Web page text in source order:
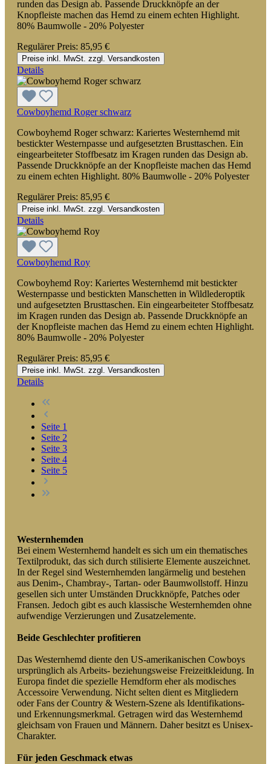
runden das Design ab. Passende Druckknöpfe an der
Knopfleiste machen das Hemd zu einem echten Highlight.
80% Baumwolle - 20% Polyester
Regulärer Preis: 85,95 €
Preise inkl. MwSt. zzgl. Versandkosten
Details
Cowboyhemd Roger schwarz
Cowboyhemd Roger schwarz: Kariertes Westernhemd mit
bestickter Westernpasse und aufgesetzten Brusttaschen. Ein
eingearbeiteter Stoffbesatz im Kragen runden das Design ab.
Passende Druckknöpfe an der Knopfleiste machen das Hemd
zu einem echten Highlight. 80% Baumwolle - 20% Polyester
Regulärer Preis: 85,95 €
Preise inkl. MwSt. zzgl. Versandkosten
Details
Cowboyhemd Roy
Cowboyhemd Roy: Kariertes Westernhemd mit bestickter
Westernpasse und bestickten Manschetten in Wildlederoptik
und aufgesetzten Brusttaschen. Ein eingearbeiteter Stoffbesatz
im Kragen runden das Design ab. Passende Druckknöpfe an
der Knopfleiste machen das Hemd zu einem echten Highlight.
80% Baumwolle - 20% Polyester
Regulärer Preis: 85,95 €
Preise inkl. MwSt. zzgl. Versandkosten
Details
Seite 1
Seite 2
Seite 3
Seite 4
Seite 5
Westernhemden
Bei einem Westernhemd handelt es sich um ein thematisches
Textilprodukt, das sich durch stilisierte Elemente auszeichnet.
In der Regel sind Westernhemden langärmelig und bestehen
aus Denim-, Chambray-, Tartan- oder Baumwollstoff. Hinzu
gesellen sich unter Umständen Druckknöpfe, Patches oder
Fransen. Jedoch gibt es auch klassische Westernhemden ohne
aufwendige Verzierungen und Zusatzelemente.
Beide Geschlechter profitieren
Das Westernhemd diente den US-amerikanischen Cowboys
ursprünglich als Arbeits- beziehungsweise Freizeitkleidung. In
Europa findet die spezielle Hemdform eher als modisches
Accessoire Verwendung. Nicht selten dient es Mitgliedern
oder Fans der Country & Western-Szene als Identifikations-
und Erkennungsmerkmal. Getragen wird das Westernhemd
gleichsam von Frauen und Männern. Daher besitzt es Unisex-
Charakter.
Für jeden Geschmack etwas